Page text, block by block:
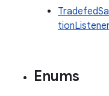
Enums